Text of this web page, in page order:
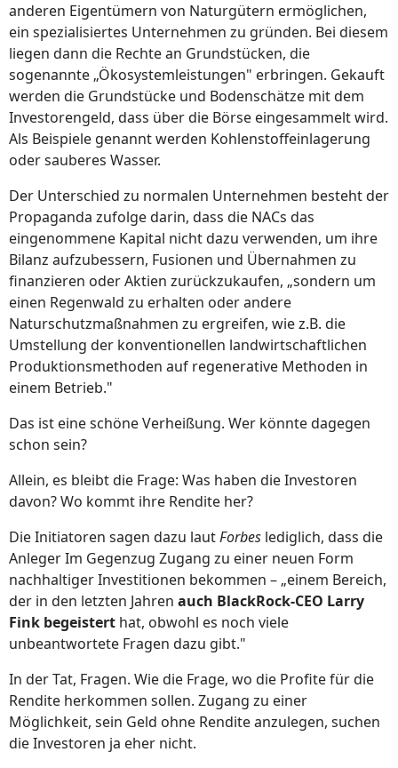
anderen Eigentümern von Naturgütern ermöglichen,
ein spezialisiertes Unternehmen zu gründen. Bei diesem
liegen dann die Rechte an Grundstücken, die
sogenannte „Ökosystemleistungen" erbringen. Gekauft
werden die Grundstücke und Bodenschätze mit dem
Investorengeld, dass über die Börse eingesammelt wird.
Als Beispiele genannt werden Kohlenstoffeinlagerung
oder sauberes Wasser.
Der Unterschied zu normalen Unternehmen besteht der
Propaganda zufolge darin, dass die NACs das
eingenommene Kapital nicht dazu verwenden, um ihre
Bilanz aufzubessern, Fusionen und Übernahmen zu
finanzieren oder Aktien zurückzukaufen, „sondern um
einen Regenwald zu erhalten oder andere
Naturschutzmaßnahmen zu ergreifen, wie z.B. die
Umstellung der konventionellen landwirtschaftlichen
Produktionsmethoden auf regenerative Methoden in
einem Betrieb."
Das ist eine schöne Verheißung. Wer könnte dagegen
schon sein?
Allein, es bleibt die Frage: Was haben die Investoren
davon? Wo kommt ihre Rendite her?
Die Initiatoren sagen dazu lautForbes lediglich, dass die
Anleger Im Gegenzug Zugang zu einer neuen Form
nachhaltiger Investitionen bekommen – „einem Bereich,
der in den letzten Jahren auch BlackRock-CEO Larry
Fink begeistert hat, obwohl es noch viele
unbeantwortete Fragen dazu gibt."
In der Tat, Fragen. Wie die Frage, wo die Profite für die
Rendite herkommen sollen. Zugang zu einer
Möglichkeit, sein Geld ohne Rendite anzulegen, suchen
die Investoren ja eher nicht.